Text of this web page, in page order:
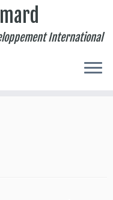
International